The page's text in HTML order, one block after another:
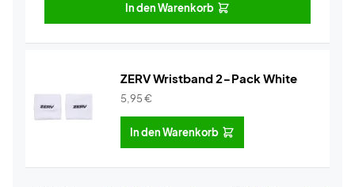
In den Warenkorb
ZERV Wristband 2-Pack White
5,95€
In den Warenkorb